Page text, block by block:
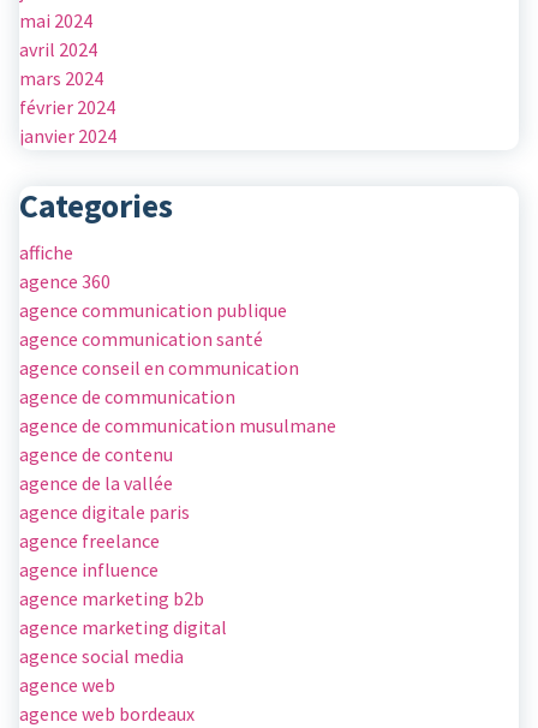
mai 2024
avril 2024
mars 2024
février 2024
janvier 2024
Categories
affiche
agence 360
agence communication publique
agence communication santé
agence conseil en communication
agence de communication
agence de communication musulmane
agence de contenu
agence de la vallée
agence digitale paris
agence freelance
agence influence
agence marketing b2b
agence marketing digital
agence social media
agence web
agence web bordeaux